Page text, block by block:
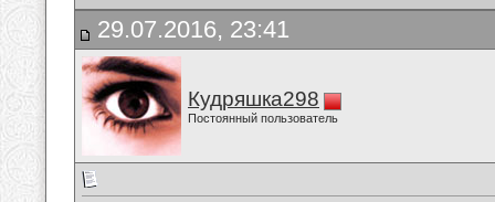
29.07.2016, 23:41
Кудряшка298
Постоянный пользователь